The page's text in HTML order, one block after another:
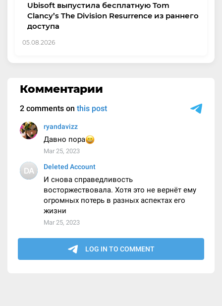
Ubisoft выпустила бесплатную Tom
Clancy’s The Division Resurrence из раннего
доступа
05.08.2026
Комментарии